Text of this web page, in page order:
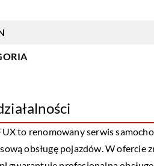
to renomowany serwis
obsługę pojazdów. W ofercie